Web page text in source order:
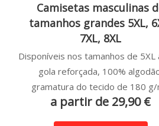
Camisetas masculinas
tamanhos grandes 5XL,
7XL, 8XL
Disponíveis nos tamanhos de 5XL
gola reforçada, 100%
gramatura do tecido de 180 g/
a partir de 29,90 €